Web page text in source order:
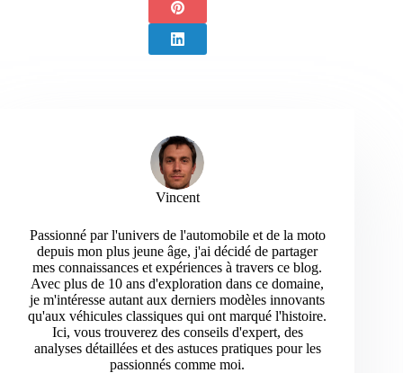
Vincent
Passionné par l'univers de l'automobile et de la moto
depuis mon plus jeune âge, j'ai décidé de partager
mes connaissances et expériences à travers ce blog.
Avec plus de 10 ans d'exploration dans ce domaine,
je m'intéresse autant aux derniers modèles innovants
qu'aux véhicules classiques qui ont marqué l'histoire.
Ici, vous trouverez des conseils d'expert, des
analyses détaillées et des astuces pratiques pour les
passionnés comme moi.